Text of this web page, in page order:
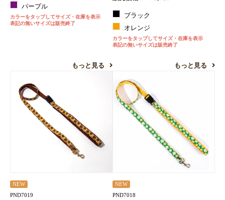
パープル
カラーをタップしてサイズ・在庫を表示
表記の無いサイズは販売終了
もっと見る
ブラック
オレンジ
カラーをタップしてサイズ・在庫を表示
表記の無いサイズは販売終了
もっと見る
NEW
PND7019
NEW
PND7018